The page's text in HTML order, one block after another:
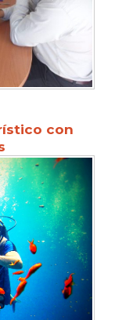
con